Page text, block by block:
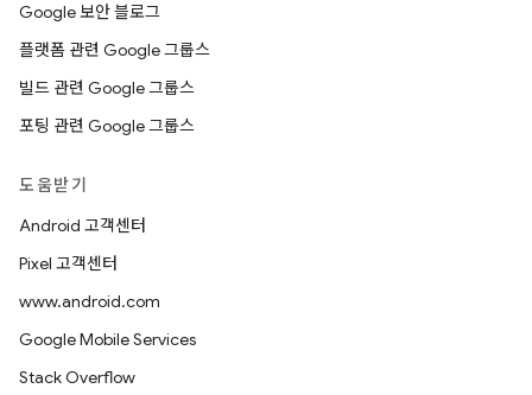
Google 보안 블로그
플랫폼 관련 Google 그룹스
빌드 관련 Google 그룹스
포팅 관련 Google 그룹스
도움받기
Android 고객센터
Pixel 고객센터
www.android.com
Google Mobile Services
Stack Overflow